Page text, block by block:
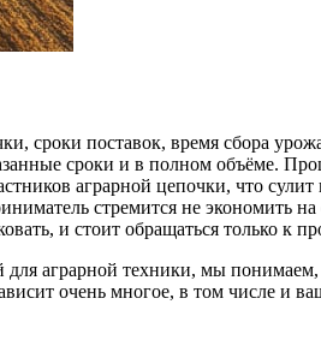
сроки поставок, время сбора
сроки и в полном объёме.
аграрной цепочки, что
стремится не экономить
и стоит обращаться только к
аграрной техники, мы
очень многое, в том числе и